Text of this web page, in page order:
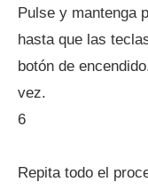
Pulse y mantenga
hasta que las
botón de
vez.
6
Repita todo el